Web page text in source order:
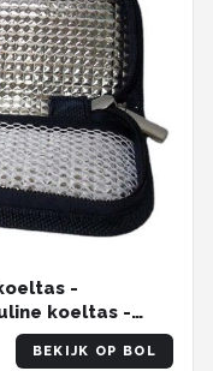
-
koeltas -
-
BEKIJK OP BOL